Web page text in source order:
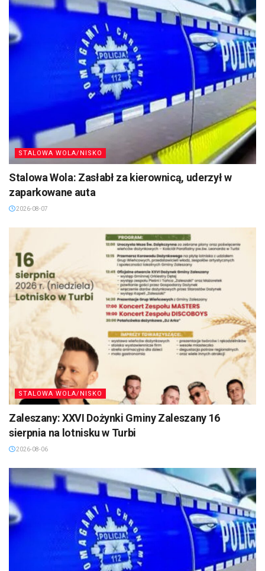
STALOWA WOLA/NISKO
Stalowa Wola: Zasłabł za kierownicą, uderzył w
zaparkowane auta
2026-08-07
STALOWA WOLA/NISKO
Zaleszany: XXVI Dożynki Gminy Zaleszany 16
sierpnia na lotnisku w Turbi
2026-08-06